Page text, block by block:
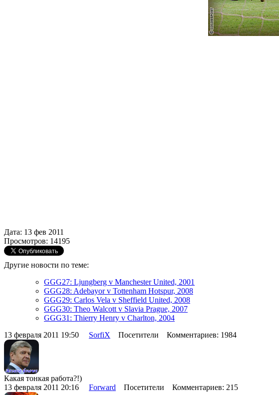
Дата: 13 фев 2011
Просмотров: 14195
Другие новости по теме:
GGG27: Ljungberg v Manchester United, 2001
GGG28: Adebayor v Tottenham Hotspur, 2008
GGG29: Carlos Vela v Sheffield United, 2008
GGG30: Theo Walcott v Slavia Prague, 2007
GGG31: Thierry Henry v Charlton, 2004
13 февраля 2011 19:50 SorfiX Посетители Комментариев: 1984
Какая тонкая работа?!)
13 февраля 2011 20:16 Forward Посетители Комментариев: 215